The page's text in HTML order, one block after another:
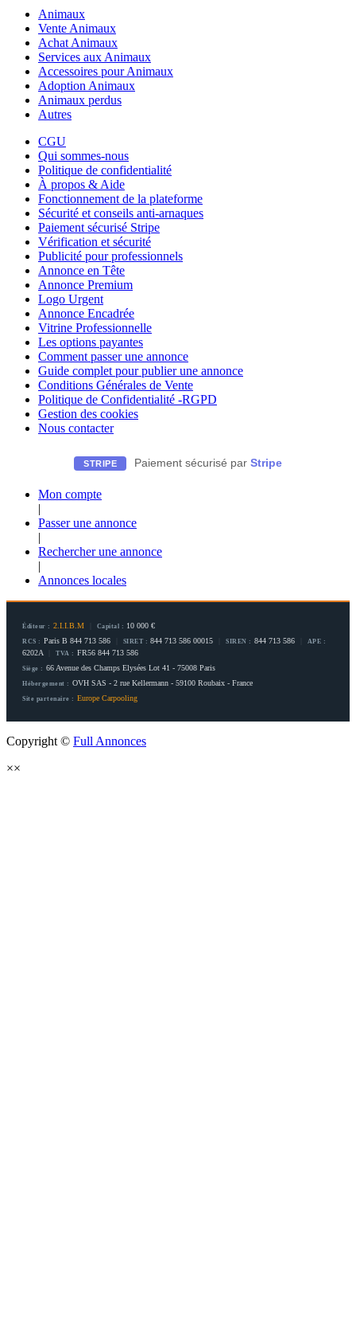
Animaux
Vente Animaux
Achat Animaux
Services aux Animaux
Accessoires pour Animaux
Adoption Animaux
Animaux perdus
Autres
CGU
Qui sommes-nous
Politique de confidentialité
À propos & Aide
Fonctionnement de la plateforme
Sécurité et conseils anti-arnaques
Paiement sécurisé Stripe
Vérification et sécurité
Publicité pour professionnels
Annonce en Tête
Annonce Premium
Logo Urgent
Annonce Encadrée
Vitrine Professionnelle
Les options payantes
Comment passer une annonce
Guide complet pour publier une annonce
Conditions Générales de Vente
Politique de Confidentialité -RGPD
Gestion des cookies
Nous contacter
STRIPE Paiement sécurisé par Stripe
Mon compte
|
Passer une annonce
|
Rechercher une annonce
|
Annonces locales
Éditeur : 2.I.I.B.M Capital : 10 000 €
RCS : Paris B 844 713 586 SIRET : 844 713 586 00015 SIREN : 844 713 586 APE :
6202A TVA : FR56 844 713 586
Siège : 66 Avenue des Champs Elysées Lot 41 - 75008 Paris
Hébergement : OVH SAS - 2 rue Kellermann - 59100 Roubaix - France
Site partenaire : Europe Carpooling
Copyright © Full Annonces
××